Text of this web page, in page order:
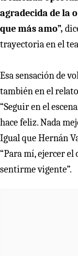
agradecida de la
que más amo”,
trayectoria en el
Esa sensación de
también en el relato
“Seguir en el
hace feliz. Nada
Igual que Hernán
“Para mí, ejercer
sentirme vigente”.